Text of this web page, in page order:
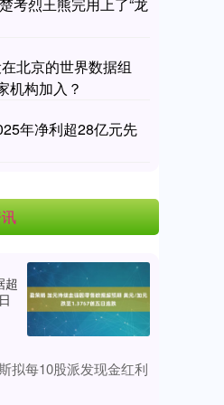
北京的世界数据组
机构加入？
年净利超28亿元先
超
拟每10股派发现金红利